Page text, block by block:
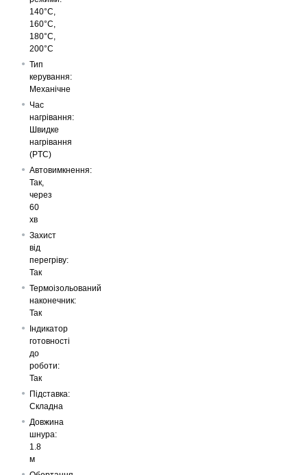
140°C,
160°C,
180°C,
200°C
Тип
керування:
Механічне
Час
нагрівання:
Швидке
нагрівання
(PTC)
Автовимкнення:
Так,
через
60
хв
Захист
від
перегріву:
Так
Термоізольований
наконечник:
Так
Індикатор
готовності
до
роботи:
Так
Підставка:
Складна
Довжина
шнура:
1.8
м